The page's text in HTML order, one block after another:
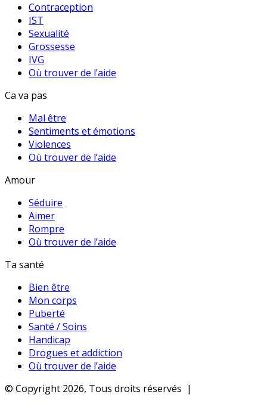
Contraception
IST
Sexualité
Grossesse
IVG
Où trouver de l’aide
Ca va pas
Mal être
Sentiments et émotions
Violences
Où trouver de l’aide
Amour
Séduire
Aimer
Rompre
Où trouver de l’aide
Ta santé
Bien être
Mon corps
Puberté
Santé / Soins
Handicap
Drogues et addiction
Où trouver de l’aide
© Copyright 2026, Tous droits réservés |